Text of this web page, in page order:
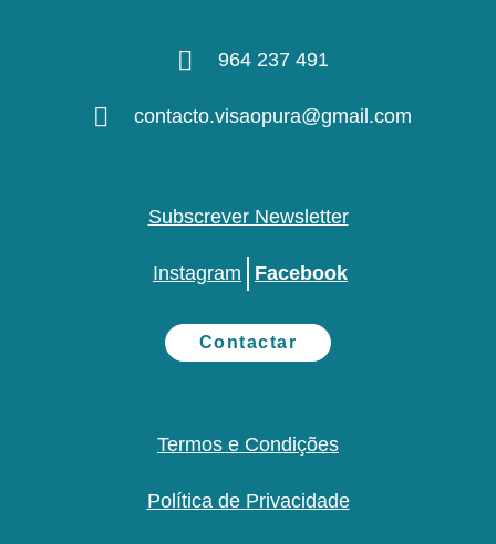
964 237 491
contacto.visaopura@gmail.com
Subscrever Newsletter
Instagram Facebook
Contactar
Termos e Condições
Política de Privacidade